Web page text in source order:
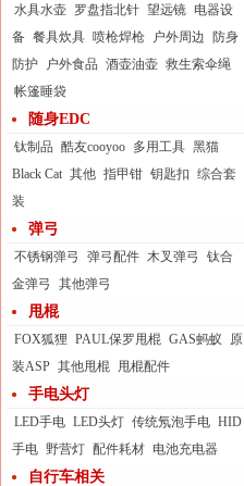
水具水壶 罗盘指北针 望远镜 电器设
备 餐具炊具 喷枪焊枪 户外周边
防身
防护
户外食品 酒壶油壶 救生索伞绳
帐篷睡袋
随身EDC
钛制品 酷友cooyoo 多用工具 黑猫
Black Cat 其他 指甲钳 钥匙扣 综合套
装
弹弓
不锈钢弹弓 弹弓配件 木叉弹弓
钛合
金弹弓
其他弹弓
甩棍
FOX狐狸 PAUL保罗甩棍 GAS蚂蚁
原
装ASP 其他甩棍 甩棍配件
手电头灯
LED手电 LED头灯 传统氖泡手电 HID
手电 野营灯 配件耗材 电池充电器
自行车相关